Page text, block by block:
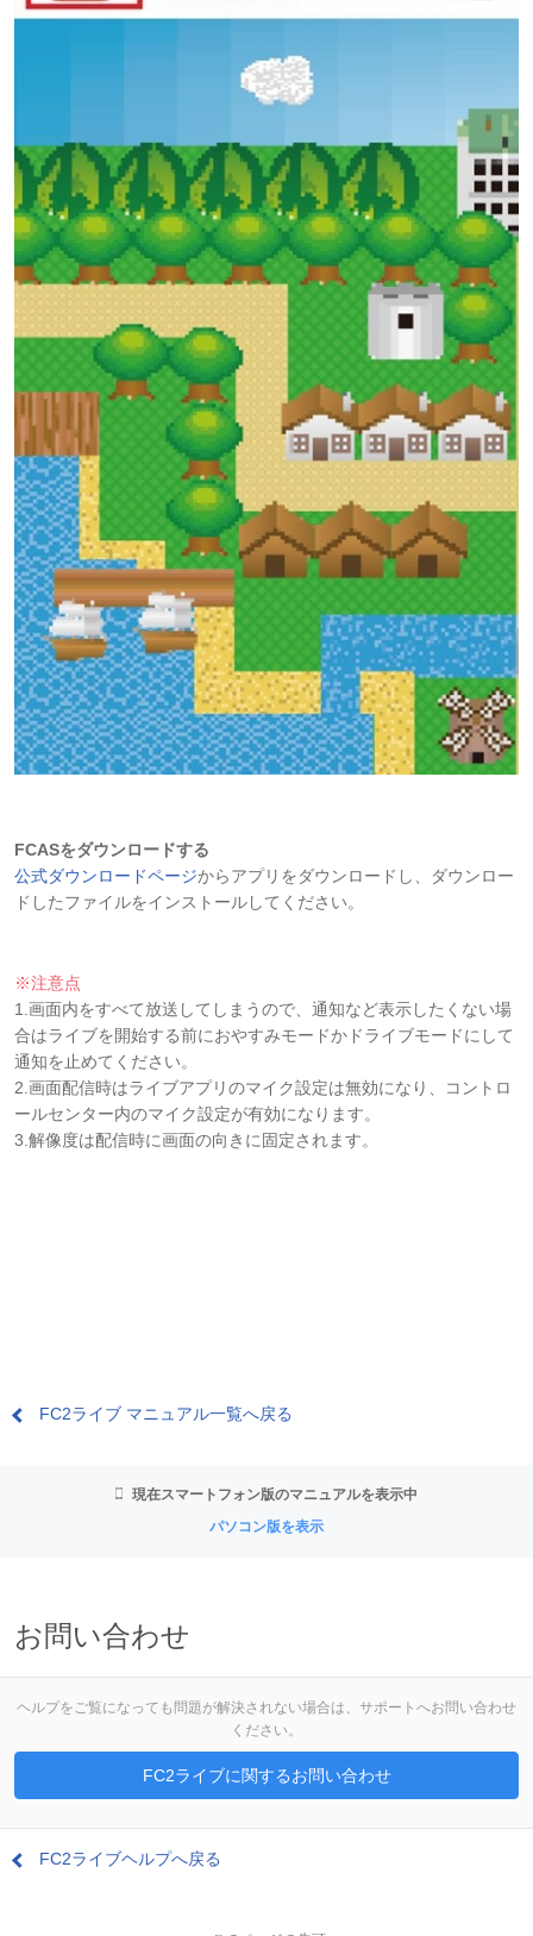
FCASをダウンロードする
公式ダウンロードページからアプリをダウンロードし、ダウンロー
ドしたファイルをインストールしてください。
※注意点
1.画面内をすべて放送してしまうので、通知など表示したくない場
合はライブを開始する前におやすみモードかドライブモードにして
通知を止めてください。
2.画面配信時はライブアプリのマイク設定は無効になり、コントロ
ールセンター内のマイク設定が有効になります。
3.解像度は配信時に画面の向きに固定されます。
FC2ライブ マニュアル一覧へ戻る
現在スマートフォン版のマニュアルを表示中
パソコン版を表示
お問い合わせ
ヘルプをご覧になっても問題が解決されない場合は、サポートへお問い合わせ
ください。
FC2ライブに関するお問い合わせ
FC2ライブヘルプへ戻る